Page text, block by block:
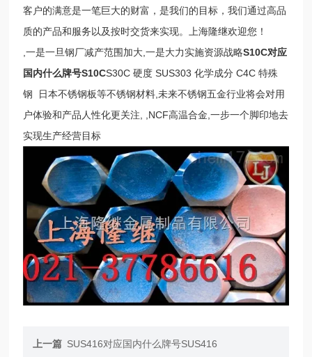
客户的满意是一笔巨大的财富，是我们的目标，我们通过高品
质的产品和服务以及按时交货来实现。上海隆继欢迎您！
,一是一旦钢厂减产范围加大,一是大力实施资源战略S10C对应
国内什么牌号S10CS30C 硬度 SUS303 化学成分 C4C 特殊
钢
日本不锈钢板等不锈钢材料,未来不锈钢五金行业将会对用
户体验和产品人性化更关注, ,NCF高温合金,一步一个脚印地去
实现生产经营目标
上一篇 SUS416对应国内什么牌号SUS416